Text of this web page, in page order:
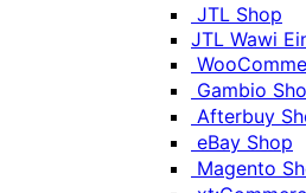
JTL Shop
JTL Wawi
Gambio
Afterbuy
eBay Shop
Magento